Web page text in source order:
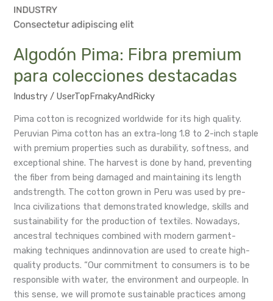
Algodón Pima: Fibra premium
para colecciones destacadas
Industry /UserTopFrnakyAndRicky
Pima cotton is recognized worldwide for its high quality.
Peruvian Pima cotton has an extra-long 1.8 to 2-inch staple
with premium properties such as durability, softness, and
exceptional shine. The harvest is done by hand, preventing
the fiber from being damaged and maintaining its length
andstrength. The cotton grown in Peru was used by pre-
Inca civilizations that demonstrated knowledge, skills and
sustainability for the production of textiles. Nowadays,
ancestral techniques combined with modern garment-
making techniques andinnovation are used to create high-
quality products. “Our commitment to consumers is to be
responsible with water, the environment and ourpeople. In
this sense, we will promote sustainable practices among